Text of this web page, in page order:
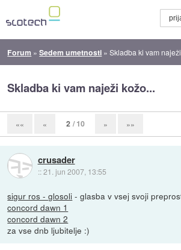
Forum »Sedem umetnosti »Skladba ki vam
Skladba ki vam naježi kožo...
«« « 2 / 10 » »»
crusader
::21. jun 2007, 13:55
sigur ros - glosoli - glasba v vsej svoji
concord dawn 1
concord dawn 2
za vse dnb ljubitelje :)